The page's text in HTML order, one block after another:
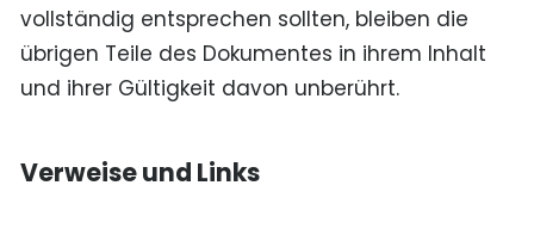
vollständig entsprechen sollten, bleiben die
übrigen Teile des Dokumentes in ihrem Inhalt
und ihrer Gültigkeit davon unberührt.
Verweise und Links